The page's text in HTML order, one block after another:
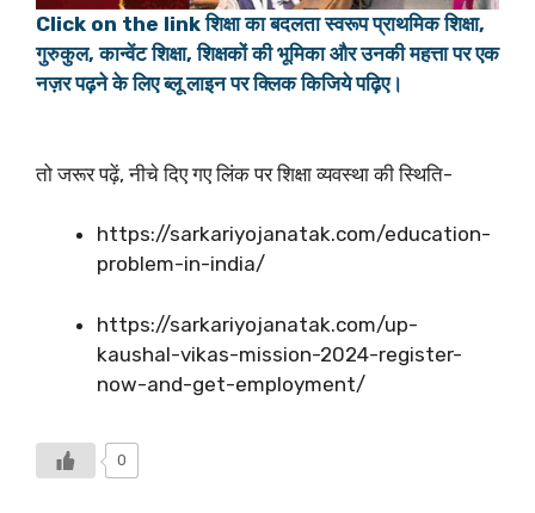
Click on the link शिक्षा का बदलता स्वरूप प्राथमिक शिक्षा,
गुरुकुल, कान्वेंट शिक्षा, शिक्षकों की भूमिका और उनकी महत्ता पर एक
नज़र पढ़ने के लिए ब्लू लाइन पर क्लिक किजिये पढ़िए।
तो जरूर पढ़ें, नीचे दिए गए लिंक पर शिक्षा व्यवस्था की स्थिति-
https://sarkariyojanatak.com/education-
problem-in-india/
https://sarkariyojanatak.com/up-
kaushal-vikas-mission-2024-register-
now-and-get-employment/
0